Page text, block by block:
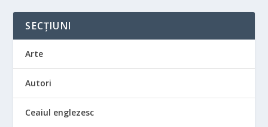
SECȚIUNI
Arte
Autori
Ceaiul englezesc